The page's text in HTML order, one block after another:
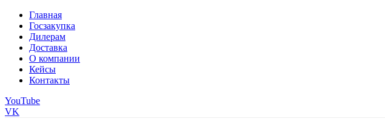
Главная
Госзакупка
Дилерам
Доставка
О компании
Кейсы
Контакты
YouTube
VK